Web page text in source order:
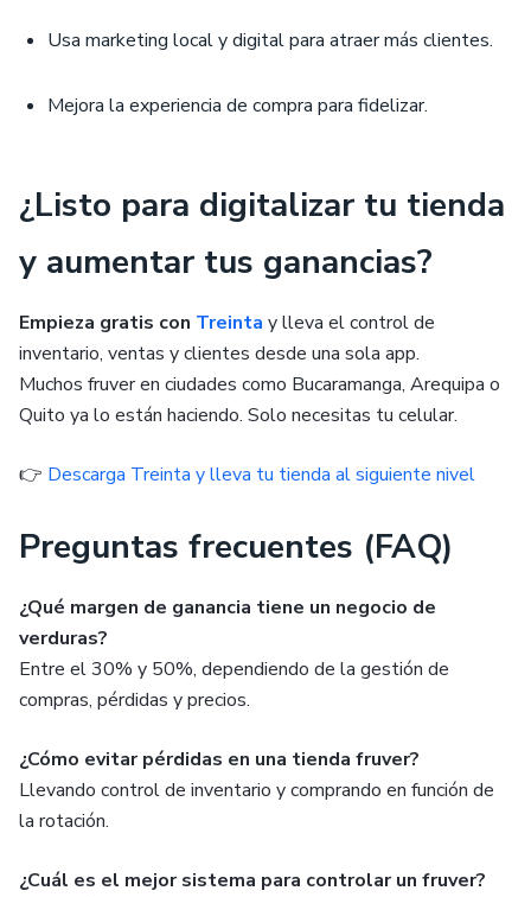
Usa marketing local y digital para atraer más clientes.
Mejora la experiencia de compra para fidelizar.
¿Listo para digitalizar tu tienda
y aumentar tus ganancias?
Empieza gratis con Treinta y lleva el control de
inventario, ventas y clientes desde una sola app.
Muchos fruver en ciudades como Bucaramanga, Arequipa o
Quito ya lo están haciendo. Solo necesitas tu celular.
👉 Descarga Treinta y lleva tu tienda al siguiente nivel
Preguntas frecuentes (FAQ)
¿Qué margen de ganancia tiene un negocio de
verduras?
Entre el 30% y 50%, dependiendo de la gestión de
compras, pérdidas y precios.
¿Cómo evitar pérdidas en una tienda fruver?
Llevando control de inventario y comprando en función de
la rotación.
¿Cuál es el mejor sistema para controlar un fruver?